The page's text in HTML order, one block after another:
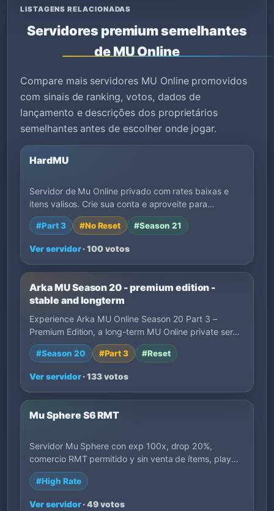
LISTAGENS RELACIONADAS
Servidores premium semelhantes
de MU Online
Compare mais servidores MU Online promovidos
com sinais de ranking, votos, dados de
lançamento e descrições dos proprietários
semelhantes antes de escolher onde jogar.
HardMU
Servidor de Mu Online privado com rates baixas e
itens valisos. Crie sua conta e aproveite para…
#Part 3 #No Reset #Season 21
Ver servidor· 100 votos
Arka MU Season 20 - premium edition -
stable and longterm
Experience Arka MU Online Season 20 Part 3 –
Premium Edition, a long-term MU Online private ser…
#Season 20 #Part 3 #Reset
Ver servidor· 133 votos
Mu Sphere S6 RMT
Servidor Mu Sphere con exp 100x, drop 20%,
comercio RMT permitido y sin venta de ítems, play
to…
#High Rate
Ver servidor· 49 votos